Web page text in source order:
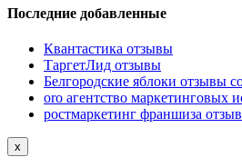
Последние добавленные
Квантастика отзывы
ТаргетЛид отзывы
Белгородские яблоки отзывы
oro агентство маркетинговых
ростмаркетинг франшиза
x